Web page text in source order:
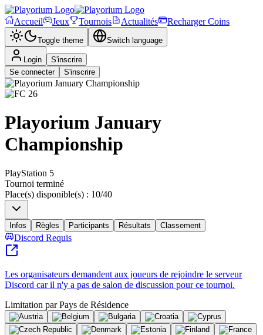
Accueil Jeux Tournois Actualités Recharger Coins
Toggle theme Switch language
Login
S'inscrire
Se connecter
S'inscrire
Playorium January
Championship
PlayStation 5
Tournoi terminé
Place(s) disponible(s) : 10/40
Infos Règles Participants Résultats Classement
Discord Requis
Les organisateurs demandent aux joueurs de rejoindre le serveur
Discord car il n'y a pas de salon de discussion pour ce tournoi.
Limitation par Pays de Résidence